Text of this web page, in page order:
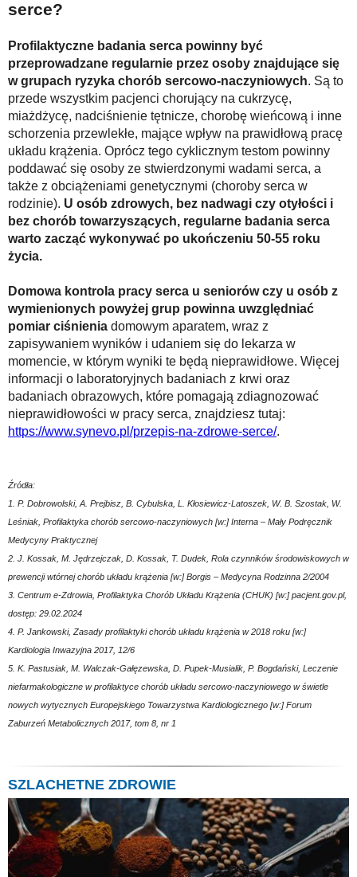
serce?
Profilaktyczne badania serca powinny być
przeprowadzane regularnie przez osoby znajdujące się
w grupach ryzyka chorób sercowo-naczyniowych. Są to
przede wszystkim pacjenci chorujący na cukrzycę,
miażdżycę, nadciśnienie tętnicze, chorobę wieńcową i inne
schorzenia przewlekłe, mające wpływ na prawidłową pracę
układu krążenia. Oprócz tego cyklicznym testom powinny
poddawać się osoby ze stwierdzonymi wadami serca, a
także z obciążeniami genetycznymi (choroby serca w
rodzinie). U osób zdrowych, bez nadwagi czy otyłości i
bez chorób towarzyszących, regularne badania serca
warto zacząć wykonywać po ukończeniu 50-55 roku
życia.
Domowa kontrola pracy serca u seniorów czy u osób z
wymienionych powyżej grup powinna uwzględniać
pomiar ciśnienia domowym aparatem, wraz z
zapisywaniem wyników i udaniem się do lekarza w
momencie, w którym wyniki te będą nieprawidłowe. Więcej
informacji o laboratoryjnych badaniach z krwi oraz
badaniach obrazowych, które pomagają zdiagnozować
nieprawidłowości w pracy serca, znajdziesz tutaj:
https://www.synevo.pl/przepis-na-zdrowe-serce/.
Źródła:
1. P. Dobrowolski, A. Prejbisz, B. Cybulska, L. Kłosiewicz-Latoszek, W. B. Szostak, W.
Leśniak, Profilaktyka chorób sercowo-naczyniowych [w:] Interna – Mały Podręcznik
Medycyny Praktycznej
2. J. Kossak, M. Jędrzejczak, D. Kossak, T. Dudek, Rola czynników środowiskowych w
prewencji wtórnej chorób układu krążenia [w:] Borgis – Medycyna Rodzinna 2/2004
3. Centrum e-Zdrowia, Profilaktyka Chorób Układu Krążenia (CHUK) [w:] pacjent.gov.pl,
dostęp: 29.02.2024
4. P. Jankowski, Zasady profilaktyki chorób układu krążenia w 2018 roku [w:]
Kardiologia Inwazyjna 2017, 12/6
5. K. Pastusiak, M. Walczak-Gałęzewska, D. Pupek-Musialik, P. Bogdański, Leczenie
niefarmakologiczne w profilaktyce chorób układu sercowo-naczyniowego w świetle
nowych wytycznych Europejskiego Towarzystwa Kardiologicznego [w:] Forum
Zaburzeń Metabolicznych 2017, tom 8, nr 1
SZLACHETNE ZDROWIE